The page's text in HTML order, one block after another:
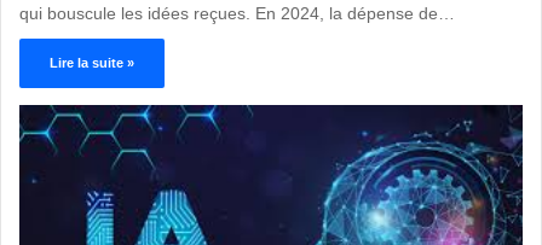
qui bouscule les idées reçues. En 2024, la dépense de…
Lire la suite »